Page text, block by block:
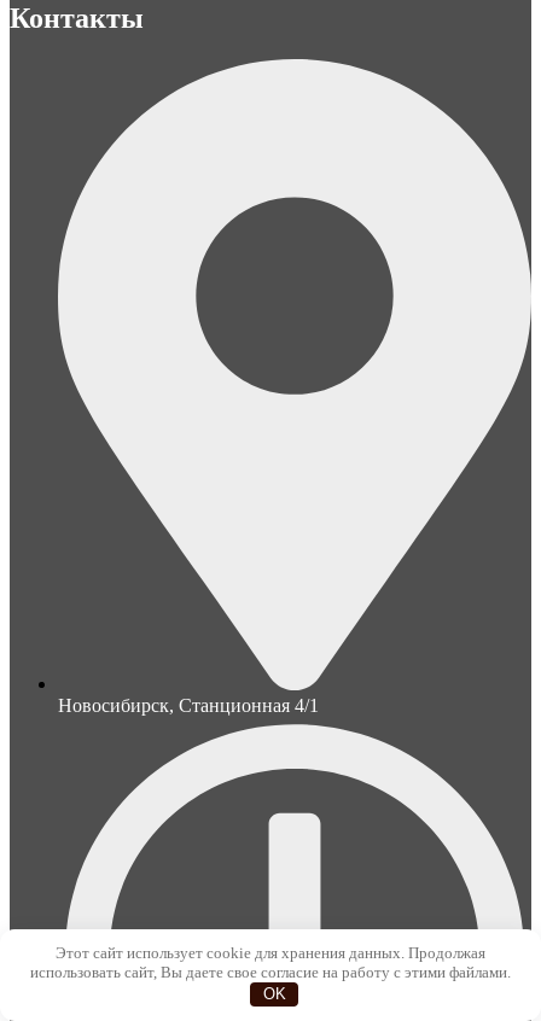
Контакты
Новосибирск, Станционная 4/1
Этот сайт использует cookie для хранения данных. Продолжая
использовать сайт, Вы даете свое согласие на работу с этими файлами.
OK